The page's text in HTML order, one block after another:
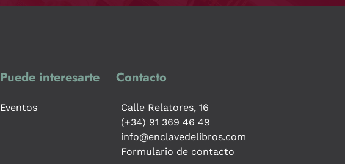
Puede interesarte
Eventos
Contacto
Calle Relatores, 16
(+34) 91 369 46 49
info@enclavedelibros.com
Formulario de contacto